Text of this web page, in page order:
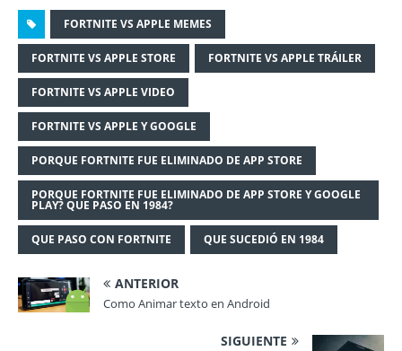
FORTNITE VS APPLE MEMES
FORTNITE VS APPLE STORE FORTNITE VS APPLE TRÁILER
FORTNITE VS APPLE VIDEO
FORTNITE VS APPLE Y GOOGLE
PORQUE FORTNITE FUE ELIMINADO DE APP STORE
PORQUE FORTNITE FUE ELIMINADO DE APP STORE Y GOOGLE
PLAY? QUE PASO EN 1984?
QUE PASO CON FORTNITE QUE SUCEDIÓ EN 1984
ANTERIOR
Como Animar texto en Android
SIGUIENTE